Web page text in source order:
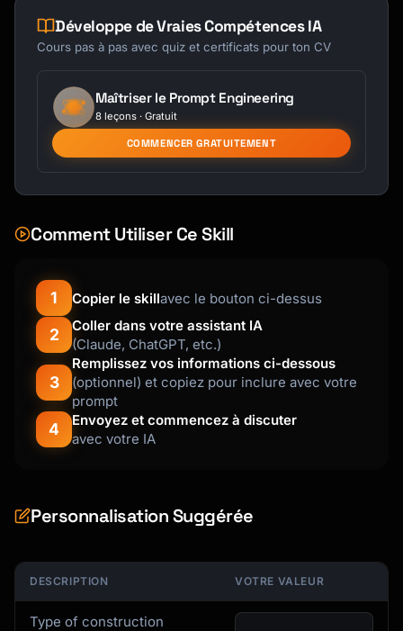
Développe de Vraies Compétences IA
Cours pas à pas avec quiz et certificats pour ton CV
Maîtriser le Prompt Engineering
8 leçons · Gratuit
COMMENCER GRATUITEMENT
Comment Utiliser Ce Skill
1 Copier le skillavec le bouton ci-dessus
2
Coller dans votre assistant IA
(Claude, ChatGPT, etc.)
3
Remplissez vos informations ci-dessous
(optionnel) et copiez pour inclure avec votre
prompt
4
Envoyez et commencez à discuter
avec votre IA
Personnalisation Suggérée
DESCRIPTION VOTRE VALEUR
Type of construction